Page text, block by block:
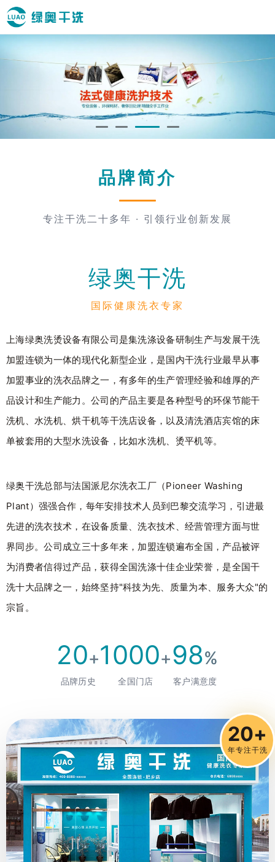
品牌简介
专注干洗二十多年 · 引领行业创新发展
绿奥干洗
国际健康洗衣专家
上海绿奥洗烫设备有限公司是集洗涤设备研制生产与发展干洗
加盟连锁为一体的现代化新型企业，是国内干洗行业最早从事
加盟事业的洗衣品牌之一，有多年的生产管理经验和雄厚的产
品设计和生产能力。公司的产品主要是各种型号的环保节能干
洗机、水洗机、烘干机等干洗店设备，以及清洗酒店宾馆的床
单被套用的大型水洗设备，比如水洗机、烫平机等。
绿奥干洗总部与法国派尼尔洗衣工厂（Pioneer Washing
Plant）强强合作，每年安排技术人员到巴黎交流学习，引进最
先进的洗衣技术，在设备质量、洗衣技术、经营管理方面与世
界同步。公司成立三十多年来，加盟连锁遍布全国，产品被评
为消费者信得过产品，获得全国洗涤十佳企业荣誉，是全国干
洗十大品牌之一，始终坚持"科技为先、质量为本、服务大众"的
宗旨。
20+
品牌历史
1000+
全国门店
98%
客户满意度
20+
年专注干洗